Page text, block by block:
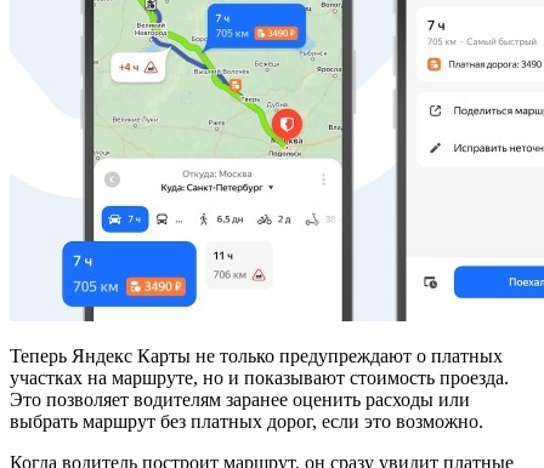
Теперь Яндекс Карты не только предупреждают о платных
участках на маршруте, но и показывают стоимость проезда.
Это позволяет водителям заранее оценить расходы или
выбрать маршрут без платных дорог, если это возможно.
Когда водитель построит маршрут, он сразу увидит платные